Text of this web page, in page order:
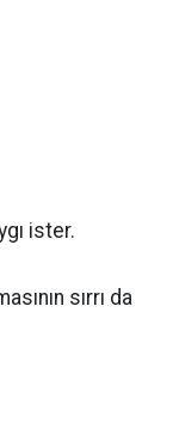
ister.
sırrı da